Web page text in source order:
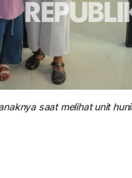
saat melihat unit